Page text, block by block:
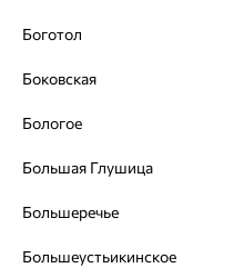
бриллиант, Brilliant
от 29 455
Боготол
Боковская
Бологое
Большая Глушица
Большеречье
Большеустьикинское